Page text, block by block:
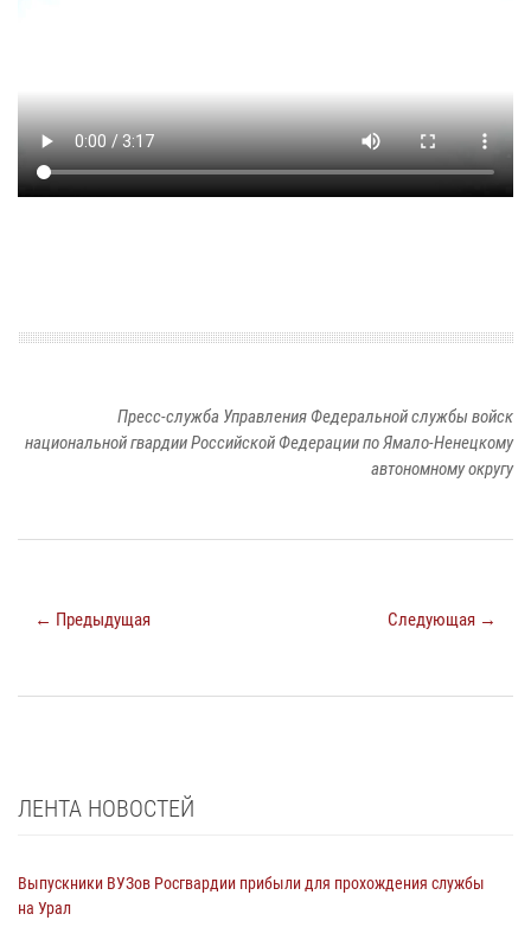
Пресс-служба Управления Федеральной службы войск
национальной гвардии Российской Федерации по Ямало-Ненецкому
автономному округу
← Предыдущая Следующая →
ЛЕНТА НОВОСТЕЙ
Выпускники ВУЗов Росгвардии прибыли для прохождения службы
на Урал